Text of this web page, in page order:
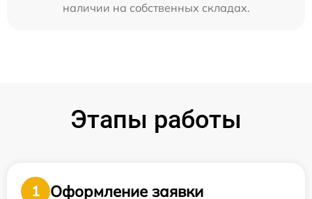
наличии на собственных складах.
Этапы работы
1
Оформление заявки